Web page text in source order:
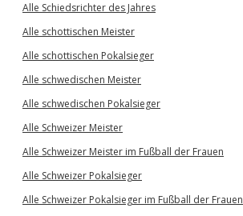
Alle Schiedsrichter des Jahres
Alle schottischen Meister
Alle schottischen Pokalsieger
Alle schwedischen Meister
Alle schwedischen Pokalsieger
Alle Schweizer Meister
Alle Schweizer Meister im Fußball der Frauen
Alle Schweizer Pokalsieger
Alle Schweizer Pokalsieger im Fußball der Frauen